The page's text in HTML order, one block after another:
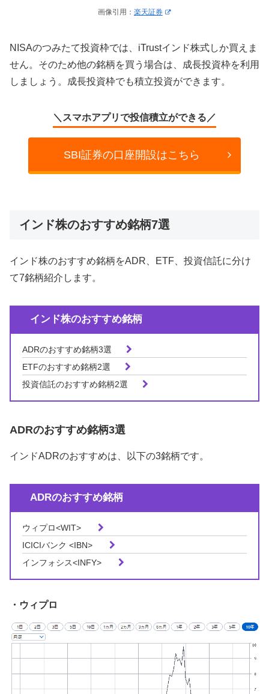
画像引用：楽天証券
NISAのつみたて投資枠では、iTrustインド株式しか買えま
せん。そのため他の銘柄を買う場合は、成長投資枠を利用
しましょう。成長投資枠でも積立投資ができます。
＼スマホアプリで投信積立ができる／
SBI証券の口座開設はこちら
インド株のおすすめ銘柄7選
インド株のおすすめ銘柄をADR、ETF、投資信託に分け
て7銘柄紹介します。
インド株のおすすめ銘柄
ADRのおすすめ銘柄3選
ETFのおすすめ銘柄2選
投資信託のおすすめ銘柄2選
ADRのおすすめ銘柄3選
インドADRのおすすめは、以下の3銘柄です。
ADRのおすすめ銘柄
ウィプロ<WIT>
ICICIバンク <IBN>
インフォシス<INFY>
・ウィプロ